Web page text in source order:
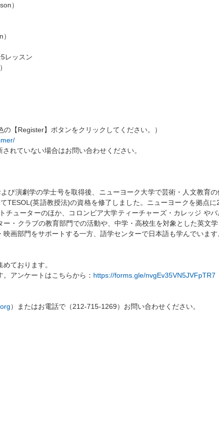
）
レッスン
【Register】ボタンをクリックしてください。）
れていない場合はお問い合わせください。
び演劇学の学士号を取得後、ニューヨーク大学で芸術・人文教育の
TESOL(英語教授法)の資格を修了しました。ニューヨークを拠点に
チューターのほか、コロンビア大学ティーチャーズ・カレッジ や
・クラブの教育部門での活動や、中学・高校生を対象とした英文
画部門をサポートする一方、語学センターで日本語も学んでいます
ております。
アンケートはこちらから： https://forms.gle/nvgEv35VN5JVFpTR7
）またはお電話で（212-715-1269）お問い合わせください。